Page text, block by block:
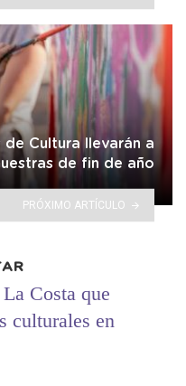
de Cultura llevarán a
de fin de año
PRÓXIMO ARTÍCULO
Costa que
culturales en